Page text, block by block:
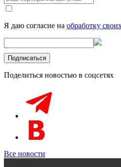
Я даю согласие на обработку
Поделиться новостью в соцсетях
Все новости